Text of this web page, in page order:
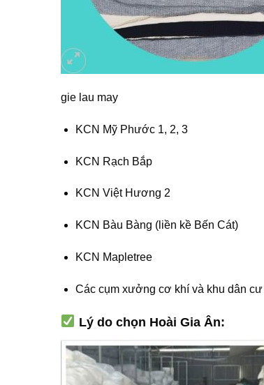
gie lau may
KCN Mỹ Phước 1, 2, 3
KCN Rạch Bắp
KCN Việt Hương 2
KCN Bàu Bàng (liền kề Bến Cát)
KCN Mapletree
Các cụm xưởng cơ khí và khu dân
Lý do chọn Hoài Gia Ân: